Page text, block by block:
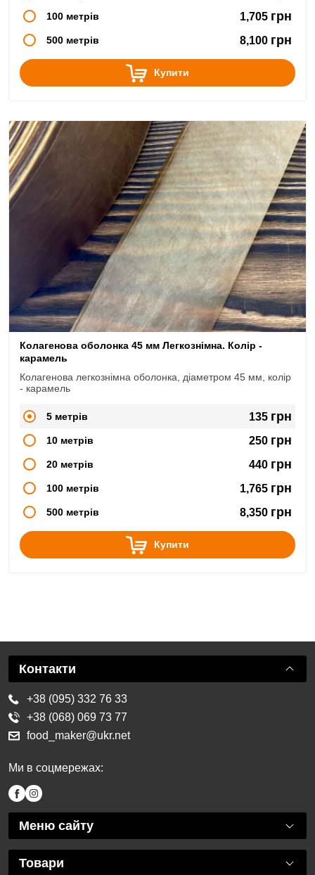
100 метрів 1,705 грн
500 метрів 8,100 грн
Купити
Колагенова оболонка 45 мм Легкознімна. Колір -
карамель
Колагенова легкознімна оболонка, діаметром 45 мм, колір
- карамель
5 метрів 135 грн
10 метрів 250 грн
20 метрів 440 грн
100 метрів 1,765 грн
500 метрів 8,350 грн
Купити
Меню сайту
Товари
Контакти
+38 (095) 332 76 33
+38 (068) 069 73 77
food_maker@ukr.net
Ми в соцмережах: